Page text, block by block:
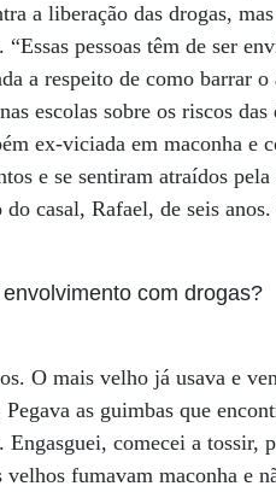
a liberação das drogas,
pessoas têm de ser
a respeito de como barrar
escolas sobre os riscos
ex-viciada em maconha e
e se sentiram atraídos
casal, Rafael, de seis
com drogas?
O mais velho já usava e
as guimbas que
Engasguei, comecei a
fumavam maconha e